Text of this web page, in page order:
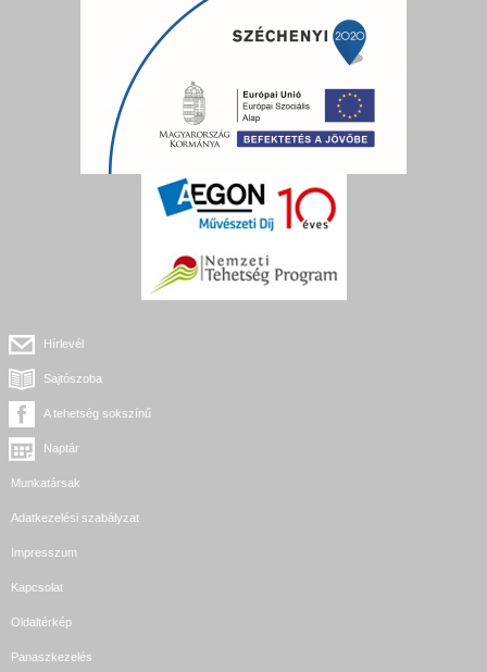
Hírlevél
Sajtószoba
A tehetség sokszínű
Naptár
Munkatársak
Adatkezelési szabályzat
Impresszum
Kapcsolat
Oldaltérkép
Panaszkezelés